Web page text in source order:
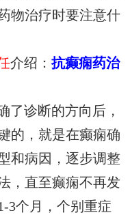
物治疗时要注意什
介绍：抗癫痫药治
了诊断的方向后，
的，就是在癫痫确
和病因，逐步调整
，直至癫痫不再发
3个月，个别重症